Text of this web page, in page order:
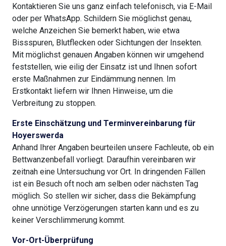
Kontaktieren Sie uns ganz einfach telefonisch, via E-Mail
oder per WhatsApp. Schildern Sie möglichst genau,
welche Anzeichen Sie bemerkt haben, wie etwa
Bissspuren, Blutflecken oder Sichtungen der Insekten.
Mit möglichst genauen Angaben können wir umgehend
feststellen, wie eilig der Einsatz ist und Ihnen sofort
erste Maßnahmen zur Eindämmung nennen. Im
Erstkontakt liefern wir Ihnen Hinweise, um die
Verbreitung zu stoppen.
Erste Einschätzung und Terminvereinbarung für
Hoyerswerda
Anhand Ihrer Angaben beurteilen unsere Fachleute, ob ein
Bettwanzenbefall vorliegt. Daraufhin vereinbaren wir
zeitnah eine Untersuchung vor Ort. In dringenden Fällen
ist ein Besuch oft noch am selben oder nächsten Tag
möglich. So stellen wir sicher, dass die Bekämpfung
ohne unnötige Verzögerungen starten kann und es zu
keiner Verschlimmerung kommt.
Vor-Ort-Überprüfung